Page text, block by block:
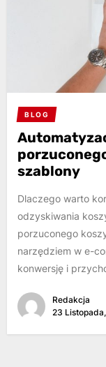
BLOG
szablony
Dlaczego warto
odzyskiwania
porzuconego
narzędziem w e-
konwersję i
Redakcja
23